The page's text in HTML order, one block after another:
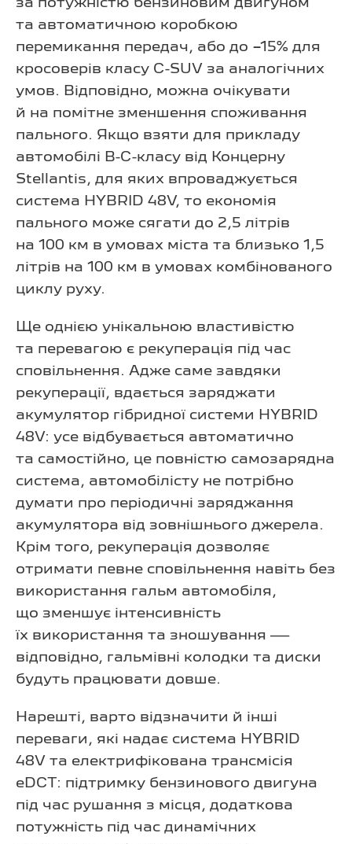
за потужністю бензиновим двигуном
та автоматичною коробкою
перемикання передач, або до −15% для
кросоверів класу C-SUV за аналогічних
умов. Відповідно, можна очікувати
й на помітне зменшення споживання
пального. Якщо взяти для прикладу
автомобілі В-С-класу від Концерну
Stellantis, для яких впроваджується
система HYBRID 48V, то економія
пального може сягати до 2,5 літрів
на 100 км в умовах міста та близько 1,5
літрів на 100 км в умовах комбінованого
циклу руху.
Ще однією унікальною властивістю
та перевагою є рекуперація під час
сповільнення. Адже саме завдяки
рекуперації, вдається заряджати
акумулятор гібридної системи HYBRID
48V: усе відбувається автоматично
та самостійно, це повністю самозарядна
система, автомобілісту не потрібно
думати про періодичні заряджання
акумулятора від зовнішнього джерела.
Крім того, рекуперація дозволяє
отримати певне сповільнення навіть без
використання гальм автомобіля,
що зменшує інтенсивність
їх використання та зношування —
відповідно, гальмівні колодки та диски
будуть працювати довше.
Нарешті, варто відзначити й інші
переваги, які надає система HYBRID
48V та електрифікована трансмісія
eDCT: підтримку бензинового двигуна
під час рушання з місця, додаткова
потужність під час динамічних